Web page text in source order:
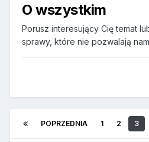
O wszystkim
Porusz interesujący Cię temat
sprawy, które nie pozwalają
POPRZEDNIA 1 2 3